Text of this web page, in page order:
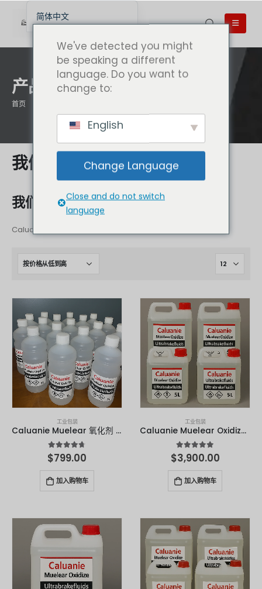
产品
首页
我们拥有什么
我们产品的各种尺寸选择
Caluanie Muelear Oxidize 的顶级生产商和供应商！
工业包装
Caluanie Muelear 氧化剂 1 升
4.67满分 5 分
$799.00
加入购物车
工业包装
Caluanie Muelear Oxidize - 5 升
4.90满分 5 分
$3,900.00
加入购物车
We've detected you might
be speaking a different
language. Do you want to
change to:
English
Change Language
Close and do not switch
language
简体中文
English (UK)
English (Australia)
English (Canada)
English (New Zealand)
Беларуская мова
العربية
Azərbaycan dili
Español
O‘zbekcha
Français du Canada
Türkçe
Қазақ тілі
Bahasa Indonesia
Slovenščina
日本語
Ελληνικά
नेपाली
ไทย
Հայերեն
Русский
עִבְרִית
Română